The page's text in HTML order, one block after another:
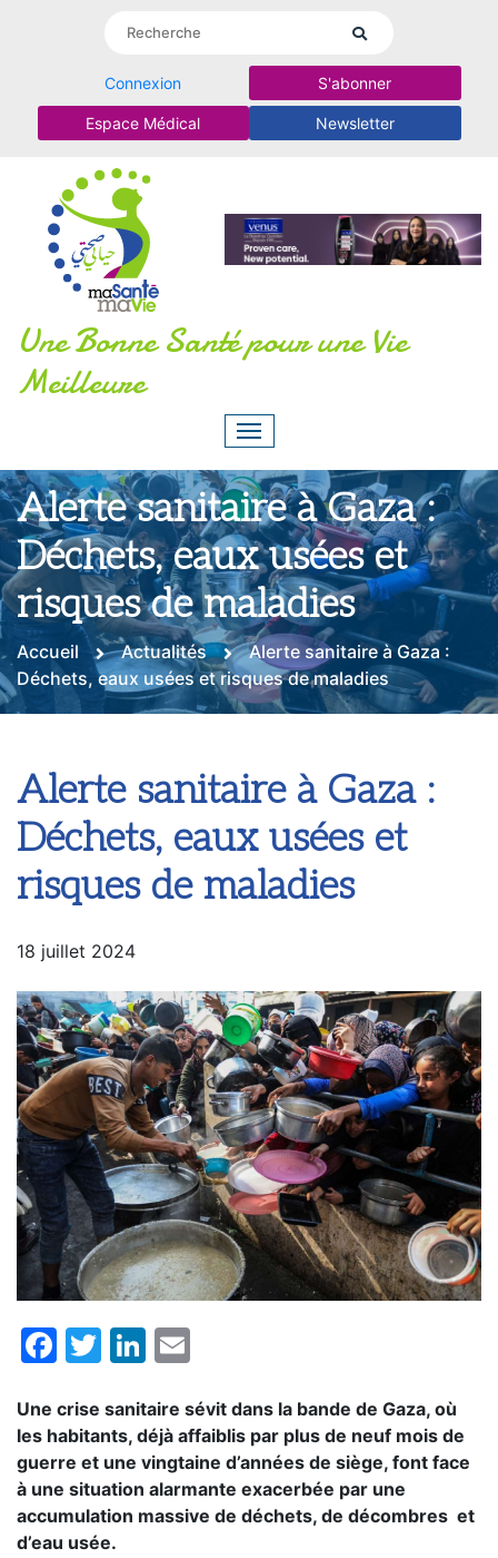
Connexion S'abonner
Espace Médical Newsletter
Une Bonne Santé pour une Vie
Meilleure
Alerte sanitaire à Gaza :
Déchets, eaux usées et
risques de maladies
Accueil Actualités
Alerte sanitaire à Gaza :
Déchets, eaux usées et risques de maladies
Alerte sanitaire à Gaza :
Déchets, eaux usées et
risques de maladies
18 juillet 2024
Facebook
TwitterLinkedIn
Une crise sanitaire sévit dans la bande de Gaza, où
les habitants, déjà affaiblis par plus de neuf mois de
guerre et une vingtaine d’années de siège, font face
à une situation alarmante exacerbée par une
accumulation massive de déchets, de décombres et
d’eau usée.